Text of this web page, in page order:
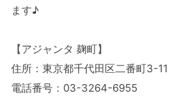
ます♪
【アジャンタ 麹町】
住所：東京都千代田区二番町3-11
電話番号：03-3264-6955